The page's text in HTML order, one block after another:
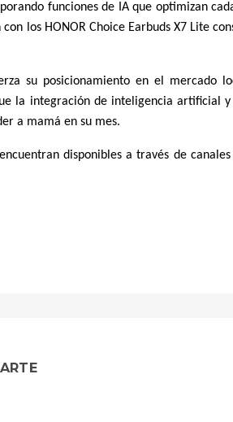
funciones de IA que optimizan
los HONOR Choice Earbuds X7 Lite
su posicionamiento en el mercado
la integración de inteligencia artificial y
a mamá en su mes.
disponibles a través de